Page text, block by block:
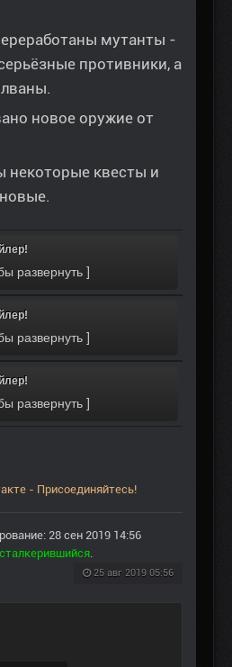
мутанты -
противники, а
новое оружие от
некоторые квесты и
- Присоединяйтесь!
28 сен 2019 14:56
.
25 авг 2019 05:56